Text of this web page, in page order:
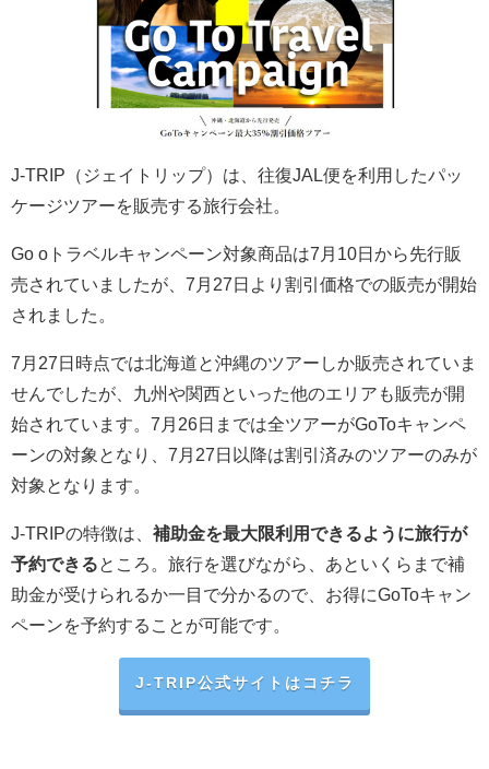
J-TRIP（ジェイトリップ）は、往復JAL便を利用したパッ
ケージツアーを販売する旅行会社。
Go oトラベルキャンペーン対象商品は7月10日から先行販
売されていましたが、 7月27日より割引価格での販売が開始
されました。
7月27日時点では北海道と沖縄のツアーしか販売されていま
せんでしたが、九州や関西といった他のエリアも販売が開
始されています。7月26日までは全ツアーがGoToキャンペ
ーンの対象となり、7月27日以降は割引済みのツアーのみが
対象となります。
J-TRIPの特徴は、 補助金を最大限利用できるように旅行が
予約できる ところ。旅行を選びながら、あといくらまで補
助金が受けられるか一目で分かるので、お得にGoToキャン
ペーンを予約することが可能です。
J-TRIP公式サイトはコチラ